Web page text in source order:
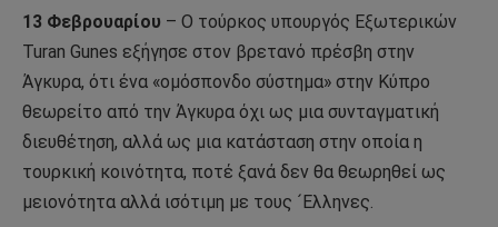
13 Φεβρουαρίου – Ο τούρκος υπουργός Εξωτερικών
Turan Gunes εξήγησε στον βρετανό πρέσβη στην
Άγκυρα, ότι ένα «ομόσπονδο σύστημα» στην Κύπρο
θεωρείτο από την Άγκυρα όχι ως μια συνταγματική
διευθέτηση, αλλά ως μια κατάσταση στην οποία η
τουρκική κοινότητα, ποτέ ξανά δεν θα θεωρηθεί ως
μειονότητα αλλά ισότιμη με τους ´Ελληνες.